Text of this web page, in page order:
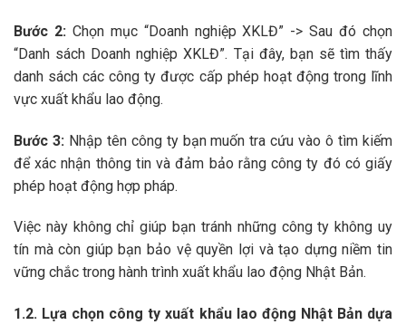
Bước 2:Chọn mục “Doanh nghiệp XKLĐ” -> Sau đó chọn
“Danh sách Doanh nghiệp XKLĐ”. Tại đây, bạn sẽ tìm thấy
danh sách các công ty được cấp phép hoạt động trong lĩnh
vực xuất khẩu lao động.
Bước 3: Nhập tên công ty bạn muốn tra cứu vào ô tìm kiếm
để xác nhận thông tin và đảm bảo rằng công ty đó có giấy
phép hoạt động hợp pháp.
Việc này không chỉ giúp bạn tránh những công ty không uy
tín mà còn giúp bạn bảo vệ quyền lợi và tạo dựng niềm tin
vững chắc trong hành trình xuất khẩu lao động Nhật Bản.
1.2. Lựa chọn công ty xuất khẩu lao động Nhật Bản dựa